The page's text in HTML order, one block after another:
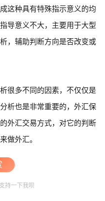
这种具有特殊指示意义的均
导意义不大，主要用于大型
，辅助判断方向是否改变或
很多不同的因素，不仅仅是
析也是非常重要的，外汇保
外汇交易方式，对它的判断
做外汇。
持一下我呗